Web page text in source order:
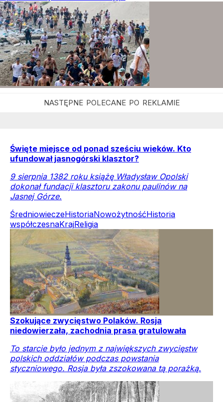
Święte miejsce od ponad sześciu wieków. Kto
ufundował jasnogórski klasztor?
9 sierpnia 1382 roku książę Władysław Opolski
dokonał fundacji klasztoru zakonu paulinów na
Jasnej Górze.
ŚredniowieczeHistoriaNowożytnośćHistoria
współczesnaKrajReligia
Szokujące zwycięstwo Polaków. Rosja
niedowierzała, zachodnia prasa gratulowała
To starcie było jednym z największych zwycięstw
polskich oddziałów podczas powstania
styczniowego. Rosja była zszokowana tą porażką.